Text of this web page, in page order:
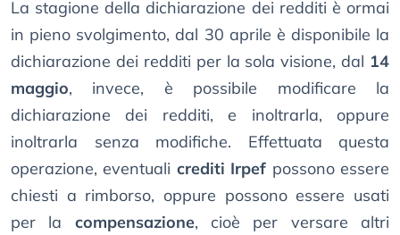
La stagione della dichiarazione dei redditi è ormai
in pieno svolgimento, dal 30 aprile è disponibile la
dichiarazione dei redditi per la sola visione, dal 14
maggio, invece, è possibile modificare la
dichiarazione dei redditi, e inoltrarla, oppure
inoltrarla senza modifiche. Effettuata questa
operazione, eventuali crediti Irpef possono essere
chiesti a rimborso, oppure possono essere usati
per la compensazione, cioè per versare altri